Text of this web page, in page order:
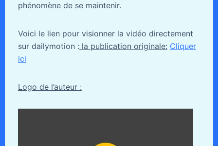
phénomène de se maintenir.
Voici le lien pour visionner la vidéo directement
sur dailymotion : la publication originale: Cliquer
ici
Logo de l’auteur :